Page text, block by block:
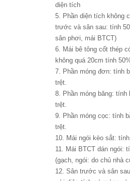
diện tích
5. Phần diện tích không
trước và sân sau: tính
sân phơi, mái BTCT)
6. Mái bê tông cốt thép
không quá 20cm tính
7. Phần móng đơn: tính
trệt.
8. Phần móng băng: tính
trệt.
9. Phần móng cọc: tính
trệt.
10. Mái ngói kèo sắt:
11. Mái BTCT dán ngói:
(gạch, ngói: do chủ nhà
12. Sân trước và sân